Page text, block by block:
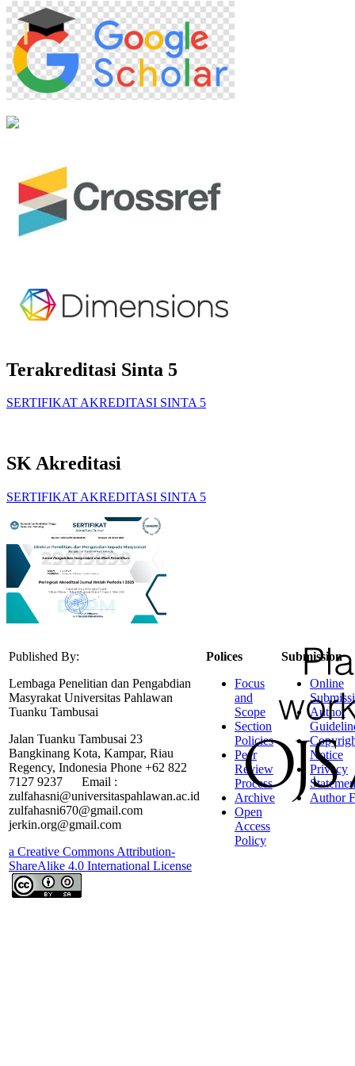
Terakreditasi Sinta 5
SERTIFIKAT AKREDITASI SINTA 5
SK Akreditasi
SERTIFIKAT AKREDITASI SINTA 5
Published By:
Lembaga Penelitian dan Pengabdian
Masyrakat Universitas Pahlawan
Tuanku Tambusai
Jalan Tuanku Tambusai 23
Bangkinang Kota, Kampar, Riau
Regency, Indonesia Phone +62 822
7127 9237 Email :
zulfahasni@universitaspahlawan.ac.id
zulfahasni670@gmail.com
jerkin.org@gmail.com
a Creative Commons Attribution-
ShareAlike 4.0 International License
Polices
Focus
and
Scope
Section
Policies
Peer
Review
Process
Archive
Open
Access
Policy
Submission
Online
Author
Notice
Privacy
Author